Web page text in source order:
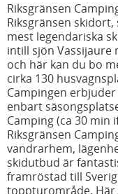
Riksgränsen
Riksgränsen
mest legendariska
intill sjön Vassijaure
och här kan du bo
cirka 130
Campingen
enbart
Camping (ca 30 min
Riksgränsen
vandrarhem,
skidutbud är
framröstad till
toppturområde.